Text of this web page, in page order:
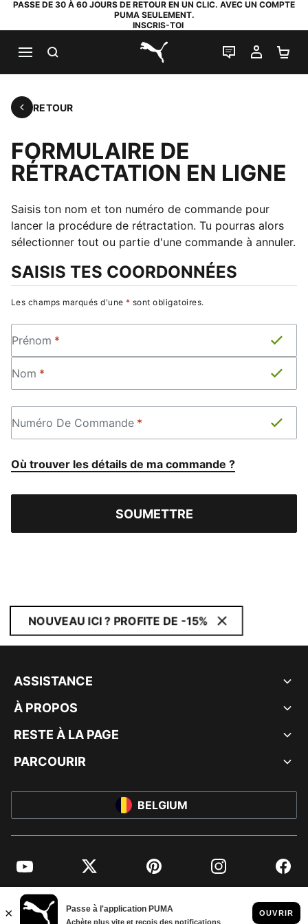
PASSE DE 30 À 60 JOURS DE RETOUR EN UN CLIC. AVEC UN COMPTE
PUMA SEULEMENT.
INSCRIS-TOI
PUMA.com
LIVE CHAT
MON
RetourRETOUR
FORMULAIRE DE
RÉTRACTATION EN LIGNE
Saisis ton nom et ton numéro de commande pour
lancer la procédure de rétractation. Tu pourras alors
sélectionner tout ou partie d'une commande à annuler.
SAISIS TES COORDONNÉES
Les champs marqués d'une * sont obligatoires.
PRÉNOM
Prénom *
NOM
Nom *
NUMÉRO DE COMMANDE
Numéro De Commande *
Où trouver les détails de ma commande ?
SOUMETTRE
NOUVEAU ICI ? PROFITE DE -15%
ASSISTANCE
À PROPOS
RESTE À LA PAGE
PARCOURIR
BELGIUM
YouTube Twitter Pinterest Instagram
© PUMA EUROPE GMBH, 2026. TOUS DROITS RÉSERVÉS
MENTIONS ET DONNÉES LÉGALES